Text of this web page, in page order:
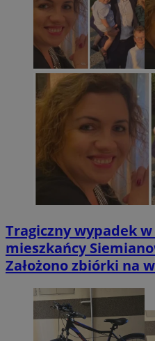
Tragiczny wypadek
mieszkańcy
Założono zbiórki na